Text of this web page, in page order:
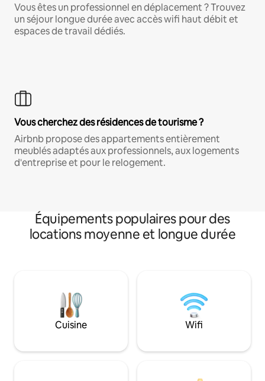
Vous êtes un professionnel en déplacement ? Trouvez
un séjour longue durée avec accès wifi haut débit et
espaces de travail dédiés.
Vous cherchez des résidences de tourisme ?
Airbnb propose des appartements entièrement
meublés adaptés aux professionnels, aux logements
d'entreprise et pour le relogement.
Équipements populaires pour des
locations moyenne et longue durée
Cuisine Wifi